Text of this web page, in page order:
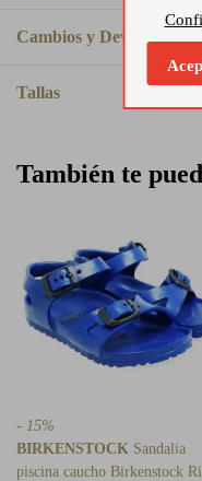
Cambios y Devoluciones
Tallas
También te
- 15%
BIRKENSTOCK Sandalia
piscina caucho Birkenstock